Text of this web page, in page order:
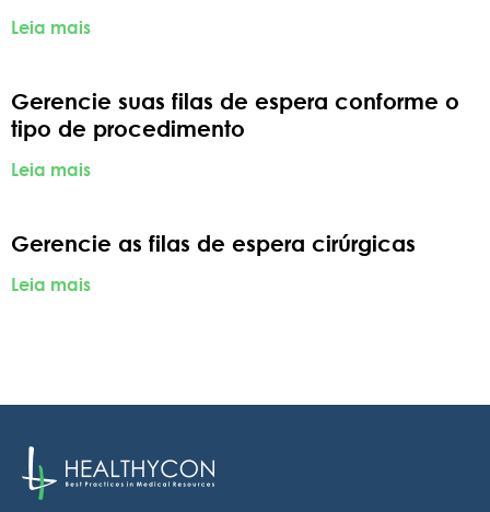
Leia mais
Gerencie suas filas de espera conforme o
tipo de procedimento
Leia mais
Gerencie as filas de espera cirúrgicas
Leia mais